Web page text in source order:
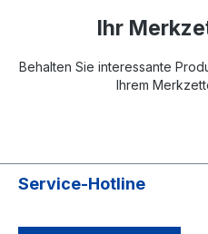
Ihr
Behalten Sie interessante
Ihrem
Service-Hotline